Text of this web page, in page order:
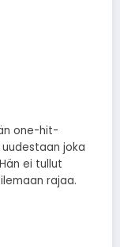
one-hit-
joka
ei tullut
rajaa.